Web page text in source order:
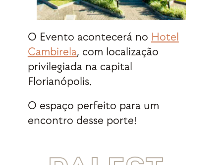
O Evento acontecerá no Hotel
Cambirela, com localização
privilegiada na capital
Florianópolis.
O espaço perfeito para um
encontro desse porte!